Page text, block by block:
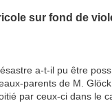
sur fond de
a-t-il pu être
parents de M.
par ceux-ci dans le